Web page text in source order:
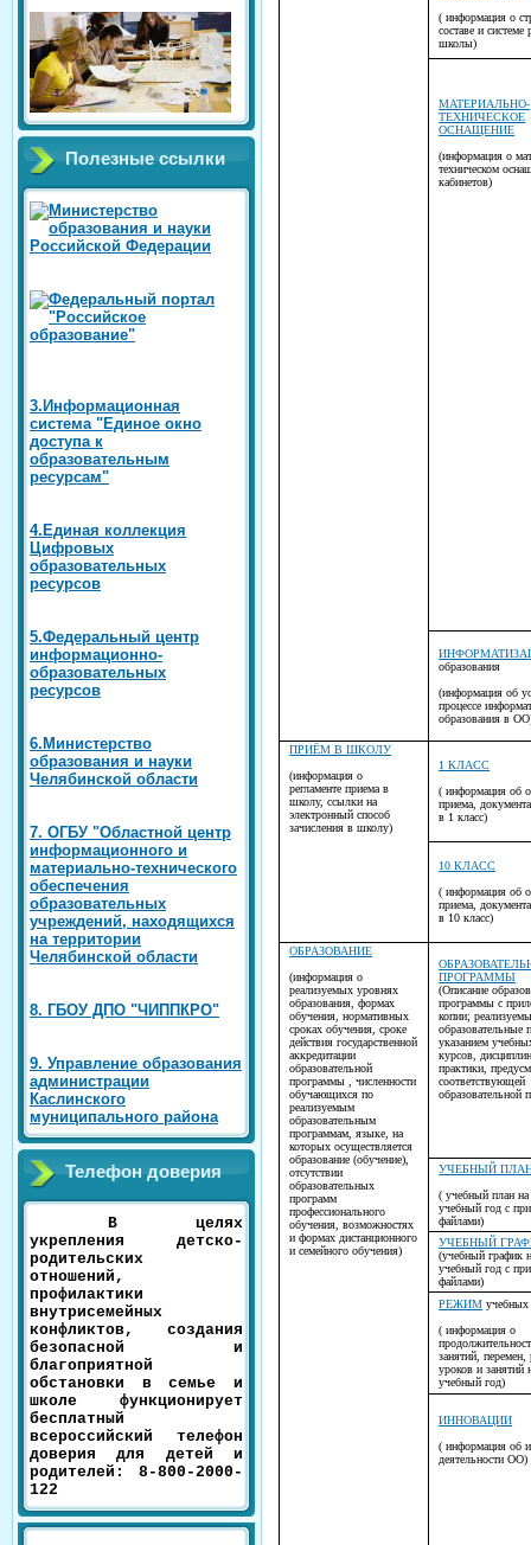
Полезные ссылки
3.Информационная
система "Единое окно
доступа к
образовательным
ресурсам"
4.Единая коллекция
Цифровых
образовательных
ресурсов
5.Федеральный центр
информационно-
образовательных
ресурсов
6.Министерство
образования и науки
Челябинской области
7. ОГБУ "Областной центр
информационного и
материально-технического
обеспечения
образовательных
учреждений, находящихся
на территории
Челябинской области
8. ГБОУ ДПО "ЧИППКРО"
9. Управление образования
администрации
Каслинского
муниципального района
Телефон доверия
В целях
укрепления детско-
родительских
отношений,
профилактики
внутрисемейных
конфликтов, создания
безопасной и
благоприятной
обстановки в семье и
школе функционирует
бесплатный
всероссийский телефон
доверия для детей и
родителей: 8-800-2000-
122
( информация о
составе и
школы)
МАТЕРИАЛЬНО-
ТЕХНИЧЕСКОЕ
ОСНАЩЕНИЕ
(информация о
техническом
кабинетов)
образования
(информация об
процессе
образования в
ПРИЁМ В ШКОЛУ
(информация о
регламенте приема в
школу, ссылки на
электронный способ
зачисления в школу)
1 КЛАСС
( информация об
приема,
в 1 класс)
10 КЛАСС
( информация об
приема,
в 10 класс)
ОБРАЗОВАНИЕ
(информация о
реализуемых уровнях
образования, формах
обучения, нормативных
сроках обучения, сроке
действия государственной
аккредитации
образовательной
программы , численности
обучающихся по
реализуемым
образовательным
программам, языке, на
которых осуществляется
образование (обучение),
отсутствии
образовательных
программ
профессионального
обучения, возможностях
и формах дистанционного
и семейного обучения)
ПРОГРАММЫ
(Описание
программы с
копии;
образовательные
указанием
курсов,
практики,
соответствующей
образовательной
УЧЕБНЫЙ
( учебный план
учебный год с
файлами)
УЧЕБНЫЙ
(учебный график
учебный год с
файлами)
РЕЖИМ учебных
( информация о
занятий, перемен,
уроков и занятий
учебный год)
ИННОВАЦИИ
( информация об
деятельности ОО)